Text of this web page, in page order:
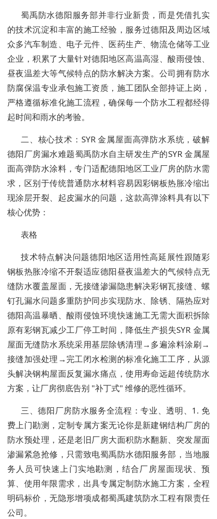
蜀禹防水德阳服务部并非行业新贵，而是凭借扎实
的技术沉淀和丰富的施工经验，服务过德阳及周边区域
众多汽车制造、电子元件、医药生产、物流仓储等工业
企业，积累了大量针对德阳地区高温高湿、酸雨侵蚀、
昼夜温差大等气候特点的防水解决方案。公司拥有防水
防腐保温专业承包施工资质 ，施工团队全部持证上岗，
严格遵循标准化施工流程，确保每一个防水工程都经得
起时间和雨水的考验。
二、核心技术：SYR 金属屋面高弹防水系统，破解
德阳厂房漏水难题蜀禹防水自主研发生产的SYR 金属屋
面高弹防水涂料 ，专门适配德阳地区工业厂房的防水需
求，区别于传统普通防水材料容易因彩钢板热胀冷缩出
现涂层开裂、起皮漏水的问题，这款高弹涂料具有以下
核心优势：
表格
技术特点解决问题德阳地区适用性高延展性跟随彩
钢板热胀冷缩不开裂适应德阳昼夜温差大的气候特点无
缝防水覆盖屋面，无接缝渗漏隐患解决彩钢瓦接缝、螺
钉孔漏水问题多重防护同步实现防水、除锈、隔热应对
德阳高温暴晒、酸雨侵蚀环境快速施工无需大面积拆除
原有彩钢瓦减少工厂停工时间，降低生产损失SYR 金属
屋面无缝防水系统采用基层除锈清理→多遍涂料涂刷→
接缝加强处理→完工闭水检测的标准化施工工序，从源
头解决钢构屋面反复漏水痛点，使用寿命远超传统防水
方案，让厂房彻底告别 "补丁式" 维修的恶性循环。
三、德阳厂房防水服务全流程：专业、透明、1. 免
费上门勘测，定制专属方案无论你是新建钢结构厂房的
防水预处理，还是老旧厂房大面积防水翻新、突发屋面
渗漏紧急抢修，只需致电蜀禹防水德阳服务部，当地服
务人员可快速上门实地勘测，结合厂房屋面现状、预
算、使用年限需求，出具专属定制防水施工方案，全程
明码标价，无隐形增项成都蜀禹建筑防水工程有限责任
公司。